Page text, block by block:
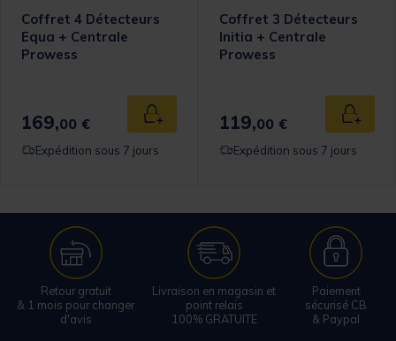
panier
Coffret 4 Détecteurs
Equa + Centrale
Prowess
169,00 € Ajouter au panier
Expédition sous 7 jours
Coffret 3 Détecteurs
Initia + Centrale
Prowess
119,00 €
Expédition sous 7 jours
Retour gratuit
& 1 mois pour changer
d'avis
Livraison en magasin et
point relais
100% GRATUITE
Paiement
sécurisé CB
& Paypal